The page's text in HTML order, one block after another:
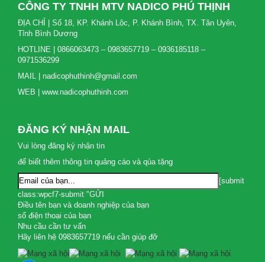
CÔNG TY TNHH MTV NADICO PHÚ THỊNH
ĐỊA CHỈ | Số 18, KP. Khánh Lộc, P. Khánh Bình, TX. Tân Uyên,
Tỉnh Bình Dương
HOTLINE | 0866063473 – 0983657719 – 0936185118 –
0971536299
MAIL | nadicophuthinh@gmail.com
WEB | www.nadicophuthinh.com
ĐĂNG KÝ NHẬN MAIL
Vui lòng đăng ký nhận tin
để biết thêm thông tin quảng cáo và qùa tặng
[submit
class:wpcf7-submit "GỬI
Điều tên bạn và doanh nghiệp của bạn
số điện thoại của bạn
Nhu cầu cần tư vấn
Hãy liên hệ 0983657719 nếu cần giúp đỡ